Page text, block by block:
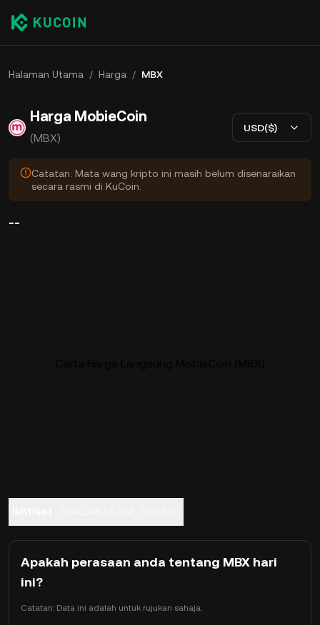
Halaman Utama / Harga / MBX
Harga MobieCoin
(MBX)
USD($)
Catatan: Mata wang kripto ini masih belum disenaraikan
secara rasmi di KuCoin.
--
Apakah perasaan anda tentang MBX hari
ini?
Catatan: Data ini adalah untuk rujukan sahaja.